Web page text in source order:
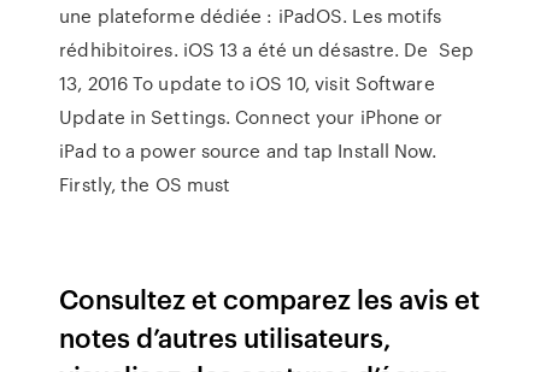
une plateforme dédiée : iPadOS. Les motifs
rédhibitoires. iOS 13 a été un désastre. De Sep
13, 2016 To update to iOS 10, visit Software
Update in Settings. Connect your iPhone or
iPad to a power source and tap Install Now.
Firstly, the OS must
‎Consultez et comparez les avis et
notes d’autres utilisateurs,